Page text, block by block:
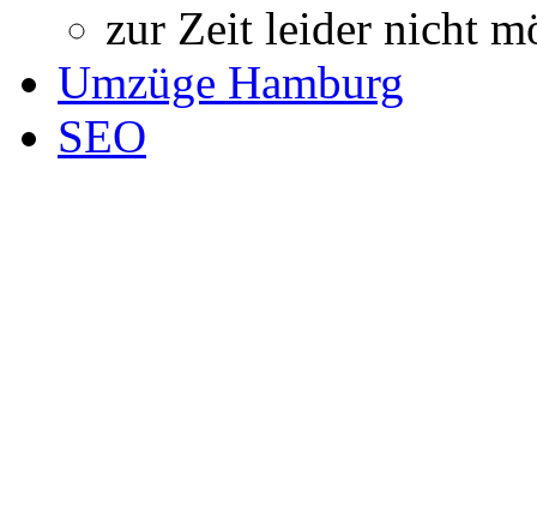
zur Zeit leider nicht
Umzüge Hamburg
SEO